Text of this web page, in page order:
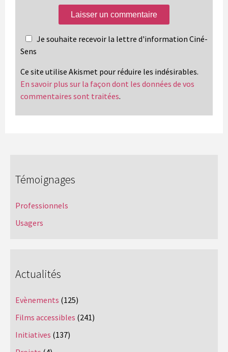
Je souhaite recevoir la lettre d'information Ciné-
Sens
Ce site utilise Akismet pour réduire les indésirables.
En savoir plus sur la façon dont les données de vos
commentaires sont traitées.
Témoignages
Professionnels
Usagers
Actualités
Evènements (125)
Films accessibles (241)
Initiatives (137)